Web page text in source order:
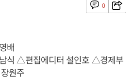
0
배
식 △편집에디터 설인호 △경제부
원주